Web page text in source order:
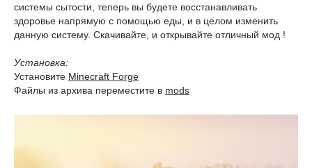
системы сытости, теперь вы будете восстанавливать
здоровье напрямую с помощью еды, и в целом изменить
данную систему. Скачивайте, и открывайте отличный мод !
Установка:
Установите Minecraft Forge
Файлы из архива переместите в mods